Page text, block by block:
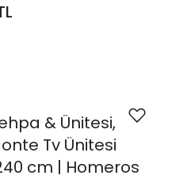
& Ünitesi,
Tv Ünitesi
cm | Homeros